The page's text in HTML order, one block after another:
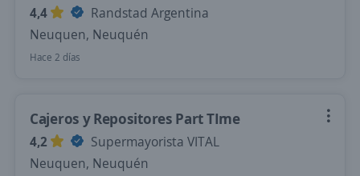
4,4
Randstad Argentina
Neuquen, Neuquén
Hace 2 días
Cajeros y Repositores Part TIme
4,2
Supermayorista VITAL
Neuquen, Neuquén